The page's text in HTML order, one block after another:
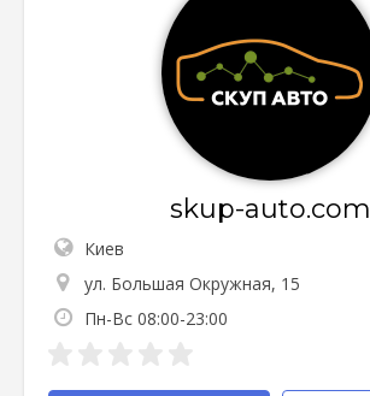
skup-auto.com
Киев
ул. Большая Окружная, 15
Пн-Вс 08:00-23:00